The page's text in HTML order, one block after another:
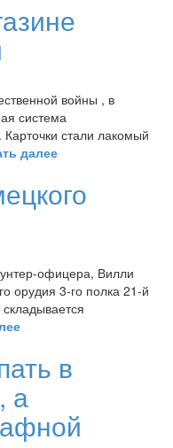
войны , в
система
стали лакомый
далее
офицера, Вилли
орудия 3-го полка 21-й
в
а